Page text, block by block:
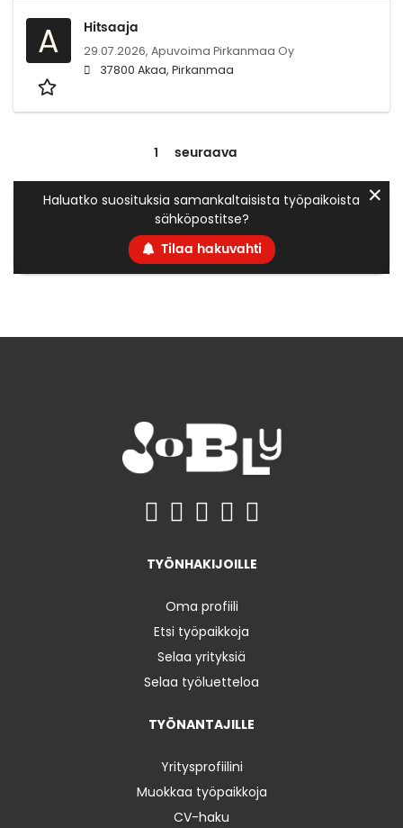
A Hitsaaja
29.07.2026, Apuvoima Pirkanmaa Oy
37800 Akaa, Pirkanmaa
1 seuraava
Haluatko suosituksia samankaltaisista työpaikoista
sähköpostitse?
Tilaa hakuvahti
✕
TYÖNHAKIJOILLE
Oma profiili
Etsi työpaikkoja
Selaa yrityksiä
Selaa työluetteloa
TYÖNANTAJILLE
Yritysprofiilini
Muokkaa työpaikkoja
CV-haku